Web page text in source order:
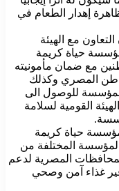
إهدار الطعام في
مع الهيئة
مؤسسة حياة كريمة
مع ضمان مأمونيته
المصري وكذلك
للوصول الى
القومية لسلامة
حياة كريمة
المختلفة من
المصرية لدعم
غذاء آمن وصحي